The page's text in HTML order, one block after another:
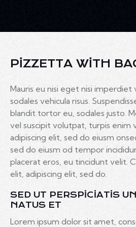
PIZZETTA WITH
Mauris eu nisi eget nisi imperdiet
sodales vehicula risus.
blandit tortor eu, sodales justo.
vel suscipit volutpat, turpis
adipiscing elit, sed do eiusm
sed do eiusm od tempor
placerat eros, eu tincidunt velit.
elit, adipiscing elit, sed do.
SED UT PERSPICIATIS
NATUS ET
Lorem ipsum dolor sit amet,